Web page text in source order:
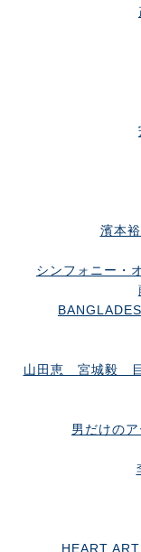
濱本
シンフォニー・
山田恵 宮城毅
男だけの
HEART